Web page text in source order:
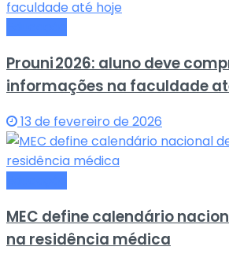
Prouni 2026: aluno deve
informações na faculdade
13 de fevereiro de 2026
MEC define calendário
na residência médica